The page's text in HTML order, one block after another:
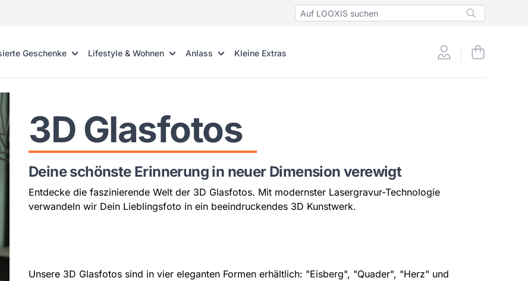
Geschenke Lifestyle & Wohnen Anlass Kleine Extras
3D Glasfotos
Deine schönste Erinnerung in neuer Dimension verewigt
Entdecke die faszinierende Welt der 3D Glasfotos. Mit modernster Lasergravur-Technologie
verwandeln wir Dein Lieblingsfoto in ein beeindruckendes 3D Kunstwerk.
Unsere 3D Glasfotos sind in vier eleganten Formen erhältlich: "Eisberg", "Quader", "Herz" und